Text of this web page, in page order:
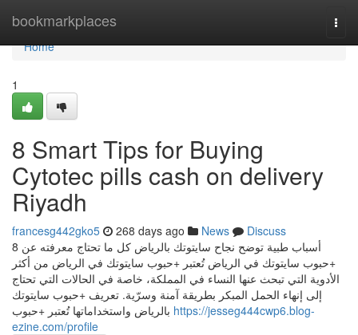
bookmarkplaces
Home
Home
1
8 Smart Tips for Buying
Cytotec pills cash on delivery
Riyadh
francesg442gko5 268 days ago News
Discuss
8 أسباب طبية توضح نجاح سايتوتك بالرياض كل ما تحتاج معرفته عن
+حبوب سايتوتك في الرياض تُعتبر +حبوب سايتوتك في الرياض من أكثر
الأدوية التي تبحث عنها النساء في المملكة، خاصة في الحالات التي تحتاج
إلى إنهاء الحمل المبكر بطريقة آمنة وسرّية. تعريف +حبوب سايتوتك
https://jesseg444cwp6.blog-
ezine.com/profile